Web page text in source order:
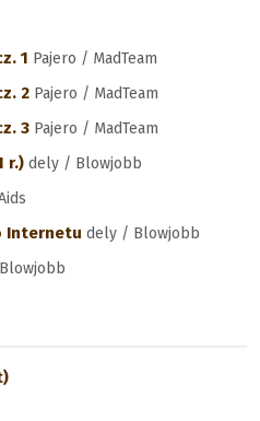
1 Pajero / MadTeam
2 Pajero / MadTeam
3 Pajero / MadTeam
r.) dely / Blowjobb
Internetu dely / Blowjobb